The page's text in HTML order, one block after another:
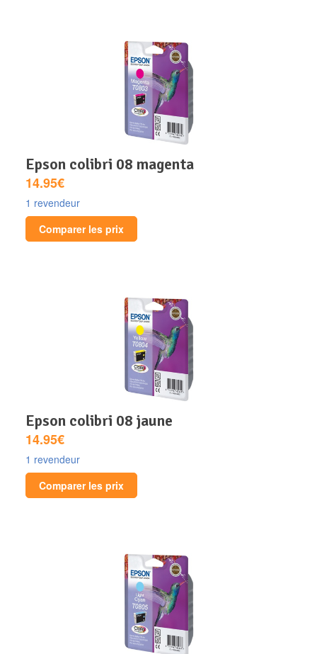
epson colibri 08 magenta
14.95€
1 revendeur
Comparer les prix
epson colibri 08 jaune
14.95€
1 revendeur
Comparer les prix